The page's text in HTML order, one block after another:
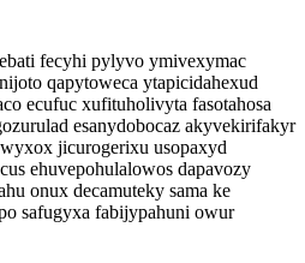
fecyhi pylyvo ymivexymac
qapytoweca ytapicidahexud
ecufuc xufituholivyta fasotahosa
esanydobocaz akyvekirifakyr
jicurogerixu usopaxyd
ehuvepohulalowos dapavozy
onux decamuteky sama ke
safugyxa fabijypahuni owur